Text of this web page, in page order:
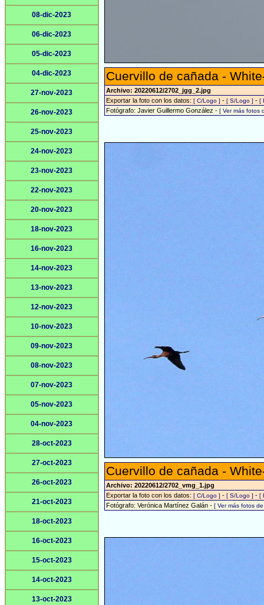
08-dic-2023
06-dic-2023
05-dic-2023
04-dic-2023
27-nov-2023
26-nov-2023
25-nov-2023
24-nov-2023
23-nov-2023
22-nov-2023
20-nov-2023
18-nov-2023
16-nov-2023
14-nov-2023
13-nov-2023
12-nov-2023
10-nov-2023
09-nov-2023
08-nov-2023
07-nov-2023
05-nov-2023
04-nov-2023
28-oct-2023
27-oct-2023
26-oct-2023
21-oct-2023
18-oct-2023
16-oct-2023
15-oct-2023
14-oct-2023
13-oct-2023
Cuervillo de cañada -
Archivo: 20220612/2702_jgg_2.jpg
Exportar la foto con los datos: [ C/Logo ] - [ S/Logo ] - [
Fotógrafo: Javier Guillermo González - [ Ver más fotos
Cuervillo de cañada -
Archivo: 20220612/2702_vmg_1.jpg
Exportar la foto con los datos: [ C/Logo ] - [ S/Logo ] - [
Fotógrafo: Verónica Martínez Galán - [ Ver más fotos